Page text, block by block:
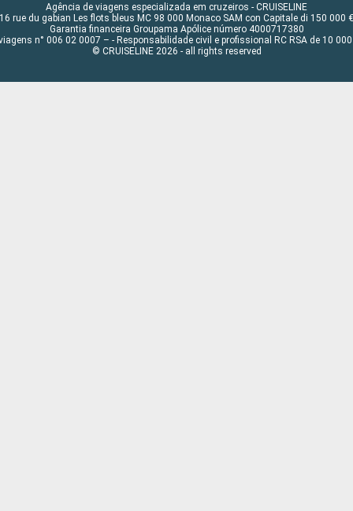
Agência de viagens especializada em cruzeiros - CRUISELINE
16 rue du gabian Les flots bleus MC 98 000 Monaco SAM con Capitale di 150 000 €
Garantia financeira Groupama Apólice número 4000717380
n° 006 02 0007 – - Responsabilidade civil e profissional RC RSA de 10 000
© CRUISELINE 2026 - all rights reserved